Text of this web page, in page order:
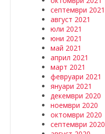
септември 2021
август 2021
юли 2021
юни 2021
май 2021
април 2021
март 2021
февруари 2021
януари 2021
декември 2020
ноември 2020
октомври 2020
септември 2020